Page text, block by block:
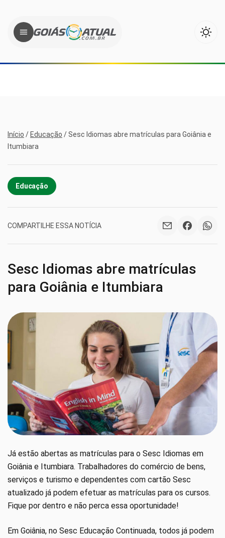
Início / Educação / Sesc Idiomas abre matrículas para Goiânia e
Itumbiara
Educação
COMPARTILHE ESSA NOTÍCIA
Sesc Idiomas abre matrículas
para Goiânia e Itumbiara
Já estão abertas as matrículas para o Sesc Idiomas em
Goiânia e Itumbiara. Trabalhadores do comércio de bens,
serviços e turismo e dependentes com cartão Sesc
atualizado já podem efetuar as matrículas para os cursos.
Fique por dentro e não perca essa oportunidade!
Em Goiânia, no Sesc Educação Continuada, todos já podem